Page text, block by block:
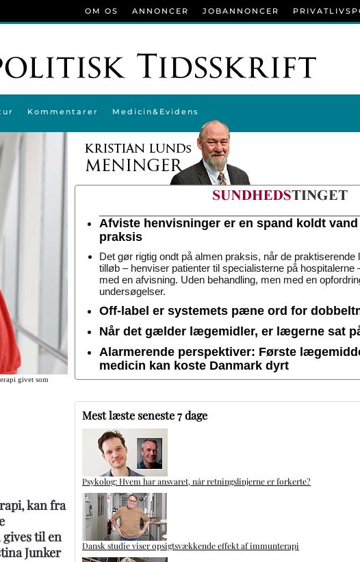
Kommentarer Medicin&Evidens
OM OS ANNONCER JOBANNONCER
givet som
kan fra
til en
Junker
Afviste henvisninger er en spand koldt
praksis
Det gør rigtig ondt på almen praksis, når de
tilløb – henviser patienter til specialisterne på hospitalerne
med en afvisning. Uden behandling, men med en
undersøgelser.
Off-label er systemets pæne ord for
Når det gælder lægemidler, er lægerne sat
Alarmerende perspektiver: Første
medicin kan koste Danmark dyrt
Mest læste seneste 7 dage
Psykolog: Hvem har ansvaret, når retningslinjerne er forkerte?
Dansk studie viser opsigtsvækkende effekt af immunterapi